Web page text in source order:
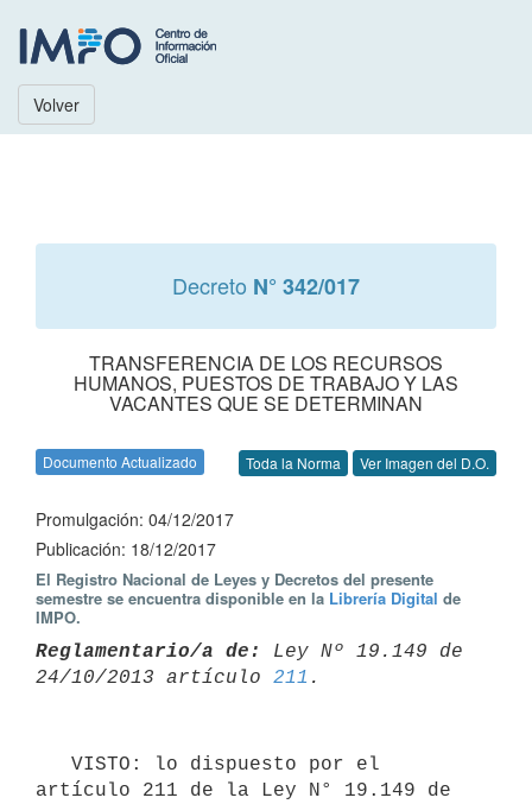
Volver
Decreto N° 342/017
TRANSFERENCIA DE LOS RECURSOS
HUMANOS, PUESTOS DE TRABAJO Y LAS
VACANTES QUE SE DETERMINAN
Documento Actualizado Toda la Norma Ver Imagen del D.O.
Promulgación: 04/12/2017
Publicación: 18/12/2017
El Registro Nacional de Leyes y Decretos del presente
semestre se encuentra disponible en la Librería Digital de
IMPO.
Reglamentario/a de:
Ley Nº 19.149 de
24/10/2013 artículo 211
artículo 211 de la Ley N° 19.149 de